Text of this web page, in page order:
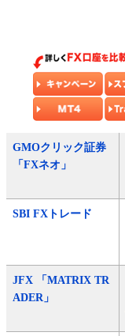
GMOクリック証券
「FXネオ」
SBI FXトレード
JFX 「MATRIX TR
ADER」